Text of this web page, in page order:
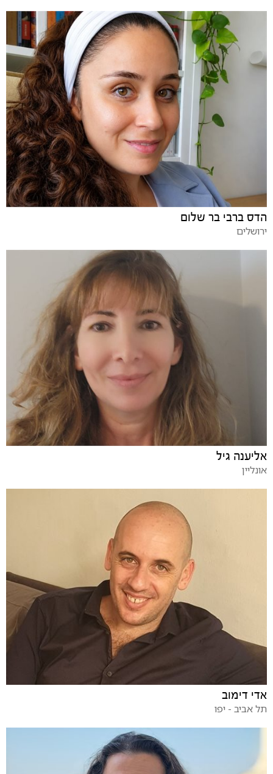
הדס ברבי בר שלום
ירושלים
אליענה גיל
אונליין
אדי דימוב
תל אביב - יפו